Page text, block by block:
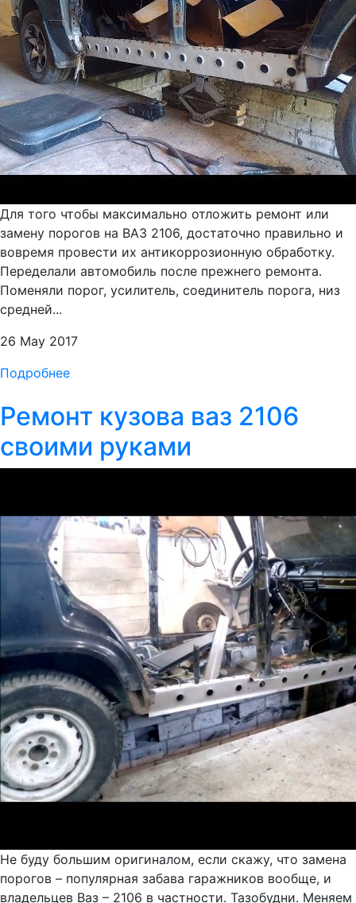
Для того чтобы максимально отложить ремонт или
замену порогов на ВАЗ 2106, достаточно правильно и
вовремя провести их антикоррозионную обработку.
Переделали автомобиль после прежнего ремонта.
Поменяли порог, усилитель, соединитель порога, низ
средней...
26 May 2017
Подробнее
Ремонт кузова ваз 2106
своими руками
Не буду большим оригиналом, если скажу, что замена
порогов – популярная забава гаражников вообще, и
владельцев Ваз – 2106 в частности. Тазобудни. Меняем